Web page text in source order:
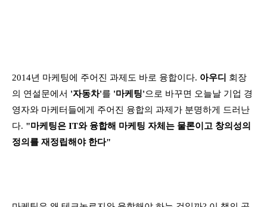
2014년 마케팅에 주어진 과제도 바로 융합이다. 아우디 회장
의 연설문에서 '자동차'를 '마케팅'으로 바꾸면 오늘날 기업 경
영자와 마케터들에게 주어진 융합의 과제가 분명하게 드러난
다. "마케팅은 IT와 융합해 마케팅 자체는 물론이고 창의성의
정의를 재정립해야 한다"